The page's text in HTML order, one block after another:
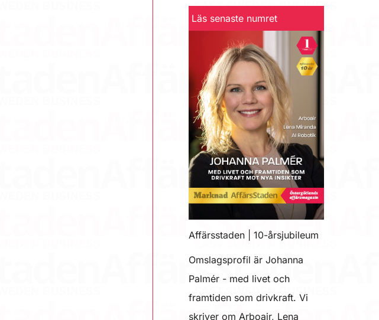
Läs senaste numret
Affärsstaden | 10-årsjubileum
Omslagsprofil är Johanna
Palmér - med livet och
framtiden som drivkraft. Vi
skriver om Arboair, Lena